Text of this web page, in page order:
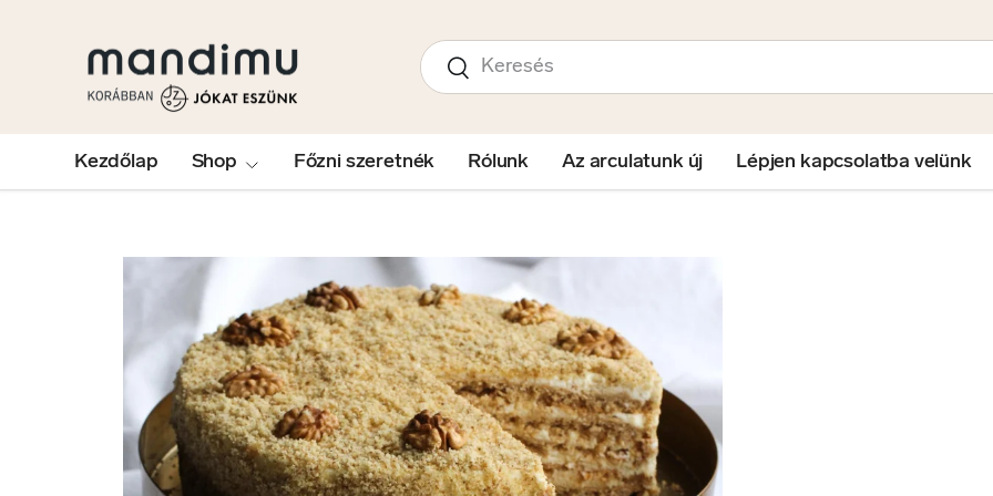
Keresés
Keresés
Kezdőlap Shop Főzni szeretnék Rólunk Az arculatunk új Lépjen kapcsolatba velünk